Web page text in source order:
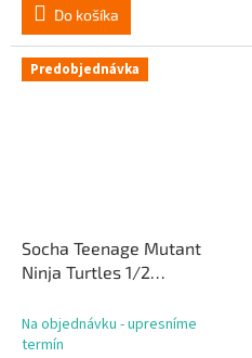
Do košíka
Predobjednávka
Socha Teenage Mutant
Ninja Turtles 1/2
Na objednávku - upresníme
termín